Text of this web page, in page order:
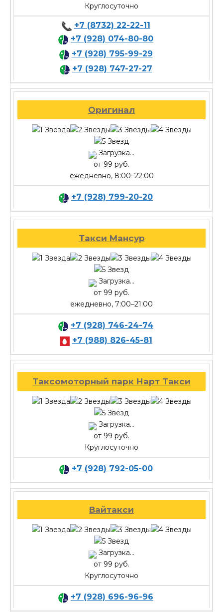
Круглосуточно
+7 (8732) 22-22-11
+7 (928) 074-80-80
+7 (928) 795-99-29
+7 (928) 747-27-27
Оригинал
Загрузка...
от 99 руб.
ежедневно, 8:00–22:00
+7 (928) 799-20-20
Такси Мансур
Загрузка...
от 99 руб.
ежедневно, 7:00–21:00
+7 (928) 746-24-74
+7 (988) 826-45-81
Таксомоторный парк Нарт Такси
Загрузка...
от 99 руб.
Круглосуточно
+7 (928) 792-05-00
Вайтакси
Загрузка...
от 99 руб.
Круглосуточно
+7 (928) 696-96-96